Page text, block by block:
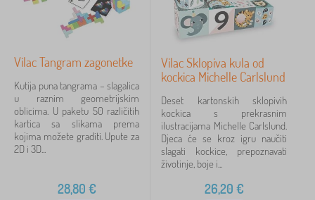
Vilac Tangram zagonetke
Kutija puna tangrama – slagalica
u raznim geometrijskim
oblicima. U paketu 50 različitih
kartica sa slikama prema
kojima možete graditi. Upute za
2D i 3D...
28,80 €
Vilac Sklopiva kula od
kockica Michelle Carlslund
Deset kartonskih sklopivih
kockica s prekrasnim
ilustracijama Michelle Carlslund.
Djeca će se kroz igru naučiti
slagati kockice, prepoznavati
životinje, boje i...
26,20 €